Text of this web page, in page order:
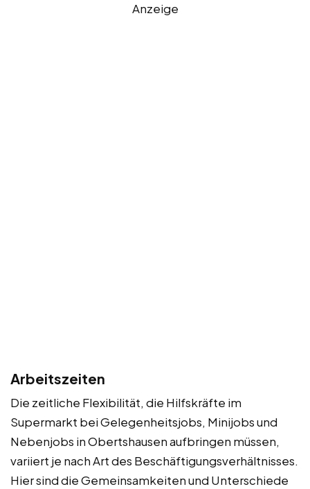
Anzeige
Arbeitszeiten
Die zeitliche Flexibilität, die Hilfskräfte im
Supermarkt bei Gelegenheitsjobs, Minijobs und
Nebenjobs in Obertshausen aufbringen müssen,
variiert je nach Art des Beschäftigungsverhältnisses.
Hier sind die Gemeinsamkeiten und Unterschiede